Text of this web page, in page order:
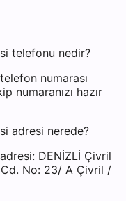
telefonu nedir?
numarası
numaranızı hazır
adresi nerede?
DENİZLİ Çivril
No: 23/ A Çivril /